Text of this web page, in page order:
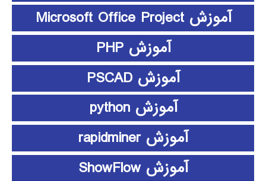
آموزش Microsoft Office Project
آموزش PHP
آموزش PSCAD
آموزش python
آموزش rapidminer
آموزش ShowFlow